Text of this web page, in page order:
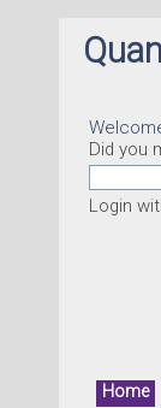
Did you
Login
Home